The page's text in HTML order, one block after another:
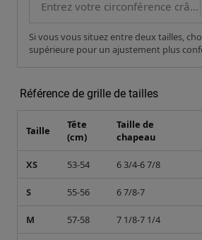
Si vous vous situez entre deux tailles,
supérieure pour un ajustement plus
Référence de grille de tailles
Taille
Tête
(cm)
Taille de
chapeau
XS 53-54 6 3/4-6 7/8
S 55-56 6 7/8-7
M 57-58 7 1/8-7 1/4